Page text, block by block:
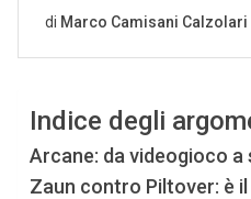
Indice degli
Arcane: da videogioco a
Zaun contro Piltover: è